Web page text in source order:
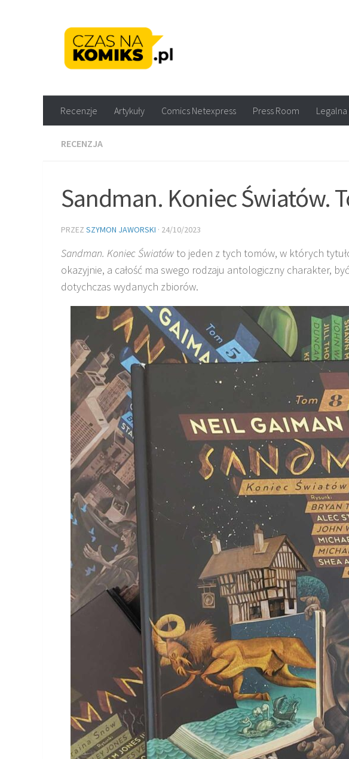
Recenzje Artykuły Comics Netexpress Press Room
RECENZJA
Sandman. Koniec Światów.
PRZEZ SZYMON JAWORSKI · 24/10/2023
Sandman. Koniec Światówto jeden z tych tomów, w których
okazyjnie, a całość ma swego rodzaju antologiczny charakter,
dotychczas wydanych zbiorów.